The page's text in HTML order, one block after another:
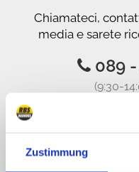
Zustimmung
Chiamateci,
media e sarete
089
(9:30-